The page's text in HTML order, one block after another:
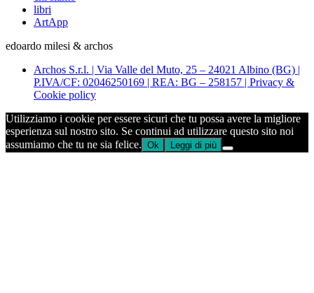
libri
ArtApp
edoardo milesi & archos
Archos S.r.l. | Via Valle del Muto, 25 – 24021 Albino (BG) |
P.IVA/CF: 02046250169 | REA: BG – 258157 | Privacy &
Cookie policy
Utilizziamo i cookie per essere sicuri che tu possa avere la migliore
esperienza sul nostro sito. Se continui ad utilizzare questo sito noi
assumiamo che tu ne sia felice. Ok Leggi di più